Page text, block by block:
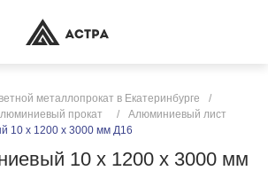
металлопрокат в Екатеринбурге
/
прокат /
Алюминиевый лист
10 х 1200 х 3000 мм Д16
10 х 1200 х 3000 мм